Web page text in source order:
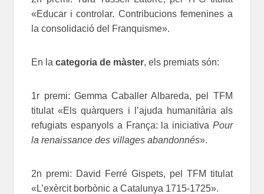
«Educar i controlar. Contribucions femenines a
la consolidació del Franquisme».
En lacategoria de màster, els premiats són:
1r premi: Gemma Caballer Albareda, pel TFM
titulat «Els quàrquers i l’ajuda humanitària als
refugiats espanyols a França: la iniciativa Pour
la renaissance des villages abandonnés».
2n premi: David Ferré Gispets, pel TFM titulat
«L’exèrcit borbònic a Catalunya 1715-1725».